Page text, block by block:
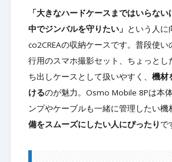
「大きなハードケースまではいらな
中でジンバルを守りたい」 という人に
co2CREAの収納ケースです。普段使
行用のスマホ撮影セット、ちょっとし
ち出しケースとして扱いやすく、 機材
けるのが魅力。Osmo Mobile 8Pは本
ンプやケーブルも一緒に管理したい機
備をスムーズにしたい人にぴったり で